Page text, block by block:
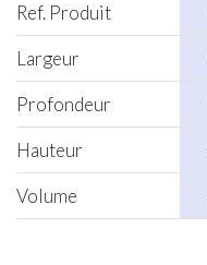
Ref. Produit
Largeur
Profondeur
Hauteur
Volume